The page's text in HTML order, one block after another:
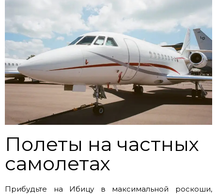
Полеты на частных
самолетах
Прибудьте на Ибицу в максимальной роскоши,